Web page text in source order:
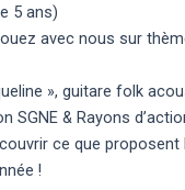
5 ans)
avec nous sur
», guitare folk
SGNE & Rayons
ce que
!